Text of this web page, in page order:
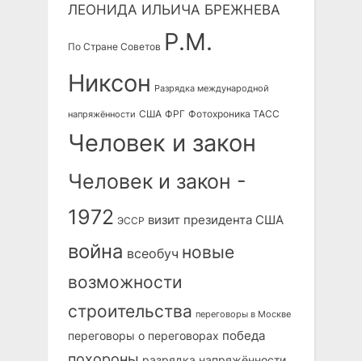
ЛЕОНИДА ИЛЬИЧА БРЕЖНЕВА
По Стране Советов Р.М.
Никсон
Разрядка международной
напряжённости США ФРГ Фотохроника ТАСС
Человек и закон
Человек и закон -
1972 ЭССР визит президента США
война всеобуч новые
возможности
строительства переговоры в Москве
переговоры о переговорах победа